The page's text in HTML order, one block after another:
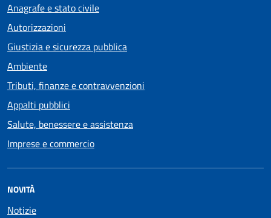
Anagrafe e stato civile
Autorizzazioni
Giustizia e sicurezza pubblica
Ambiente
Tributi, finanze e contravvenzioni
Appalti pubblici
Salute, benessere e assistenza
Imprese e commercio
NOVITÀ
Notizie